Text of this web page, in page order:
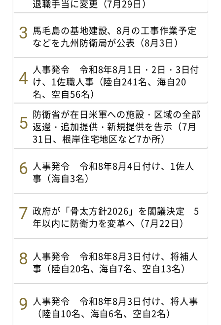
退職手当に変更（7月29日）
馬毛島の基地建設、8月の工事作業予定
などを九州防衛局が公表（8月3日）
人事発令 令和8年8月1日・2日・3日付
け、1佐職人事（陸自241名、海自20
名、空自56名）
防衛省が在日米軍への施設・区域の全部
返還・追加提供・新規提供を告示（7月
31日、根岸住宅地区など7か所）
人事発令 令和8年8月4日付け、1佐人
事（海自3名）
政府が「骨太方針2026」を閣議決定 5
年以内に防衛力を変革へ（7月22日）
人事発令 令和8年8月3日付け、将補人
事（陸自20名、海自7名、空自13名）
人事発令 令和8年8月3日付け、将人事
（陸自10名、海自6名、空自2名）